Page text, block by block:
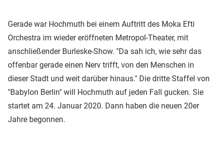
Gerade war Hochmuth bei einem Auftritt des Moka Efti
Orchestra im wieder eröffneten Metropol-Theater, mit
anschließender Burleske-Show. "Da sah ich, wie sehr das
offenbar gerade einen Nerv trifft, von den Menschen in
dieser Stadt und weit darüber hinaus." Die dritte Staffel von
"Babylon Berlin" will Hochmuth auf jeden Fall gucken. Sie
startet am 24. Januar 2020. Dann haben die neuen 20er
Jahre begonnen.